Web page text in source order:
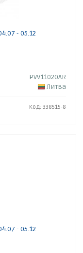
- 05.12
PVV11020AR
Литва
Код: 338515-8
- 05.12